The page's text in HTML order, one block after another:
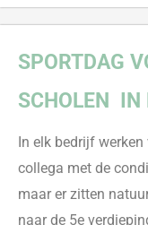
SPORTDAG
SCHOLEN IN
In elk bedrijf
collega met de
maar er zitten
naar de 5e